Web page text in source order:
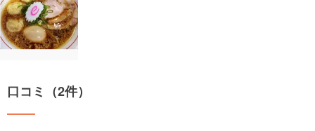
口コミ（2件）